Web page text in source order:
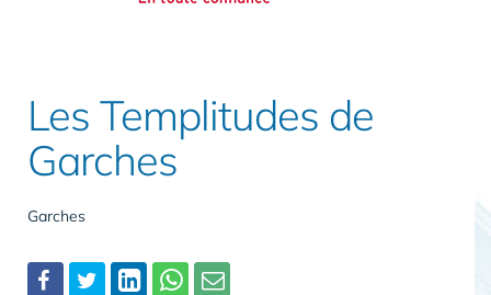
Les Templitudes de
Garches
Garches